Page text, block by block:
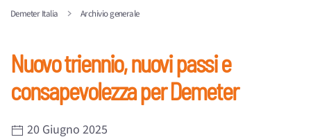
Demeter Italia Archivio generale
Nuovo triennio, nuovi passi e
consapevolezza per Demeter
20 Giugno 2025